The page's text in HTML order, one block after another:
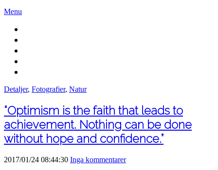
Menu
Detaljer, Fotografier, Natur
“Optimism is the faith that leads to
achievement. Nothing can be done
without hope and confidence.”
2017/01/24 08:44:30 Inga kommentarer